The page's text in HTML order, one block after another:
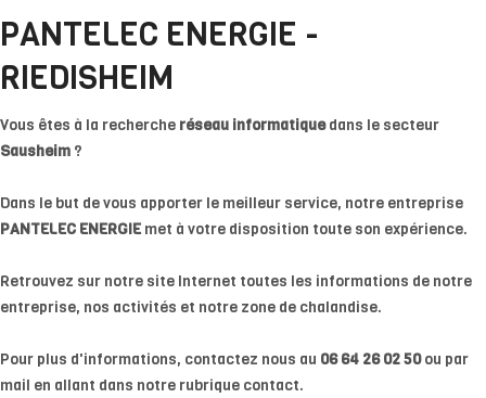
PANTELEC ENERGIE -
RIEDISHEIM
Vous êtes à la recherche réseau informatiquedans le secteur
Sausheim ?
Dans le but de vous apporter le meilleur service, notre entreprise
PANTELEC ENERGIE met à votre disposition toute son expérience.
Retrouvez sur notre site Internet toutes les informations de notre
entreprise, nos activités et notre zone de chalandise.
Pour plus d'informations, contactez nous au 06 64 26 02 50ou par
mail en allant dans notre rubrique contact.